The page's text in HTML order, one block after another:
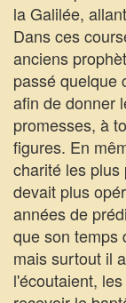
la Galilée,
Dans ces
anciens
passé quelque
afin de donner
promesses, à
figures. En
charité les
devait plus
années de
que son temps
mais surtout il
l'écoutaient,